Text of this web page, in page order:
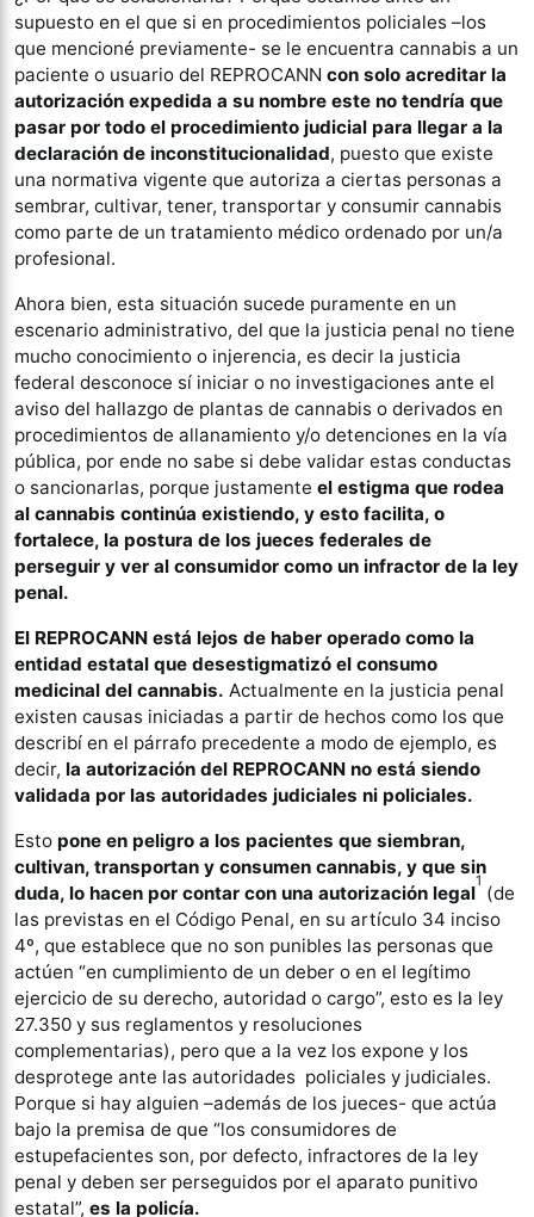
supuesto en el que si en procedimientos policiales –los
que mencioné previamente- se le encuentra cannabis a un
paciente o usuario del REPROCANN con solo acreditar la
autorización expedida a su nombre este no tendría que
pasar por todo el procedimiento judicial para llegar a la
declaración de inconstitucionalidad, puesto que existe
una normativa vigente que autoriza a ciertas personas a
sembrar, cultivar, tener, transportar y consumir cannabis
como parte de un tratamiento médico ordenado por un/a
profesional.
Ahora bien, esta situación sucede puramente en un
escenario administrativo, del que la justicia penal no tiene
mucho conocimiento o injerencia, es decir la justicia
federal desconoce sí iniciar o no investigaciones ante el
aviso del hallazgo de plantas de cannabis o derivados en
procedimientos de allanamiento y/o detenciones en la vía
pública, por ende no sabe si debe validar estas conductas
o sancionarlas, porque justamente el estigma que rodea
al cannabis continúa existiendo, y esto facilita, o
fortalece, la postura de los jueces federales de
perseguir y ver al consumidor como un infractor de la ley
penal.
El REPROCANN está lejos de haber operado como la
entidad estatal que desestigmatizó el consumo
medicinal del cannabis. Actualmente en la justicia penal
existen causas iniciadas a partir de hechos como los que
describí en el párrafo precedente a modo de ejemplo, es
decir, la autorización del REPROCANN no está siendo
validada por las autoridades judiciales ni policiales.
Esto pone en peligro a los pacientes que siembran,
cultivan, transportan y consumen cannabis, y que sin
duda, lo hacen por contar con una autorización legal
1
(de
las previstas en el Código Penal, en su artículo 34 inciso
4º, que establece que no son punibles las personas que
actúen “en cumplimiento de un deber o en el legítimo
ejercicio de su derecho, autoridad o cargo”, esto es la ley
27.350 y sus reglamentos y resoluciones
complementarias), pero que a la vez los expone y los
desprotege ante las autoridades policiales y judiciales.
Porque si hay alguien –además de los jueces- que actúa
bajo la premisa de que “los consumidores de
estupefacientes son, por defecto, infractores de la ley
penal y deben ser perseguidos por el aparato punitivo
estatal”, es la policía.